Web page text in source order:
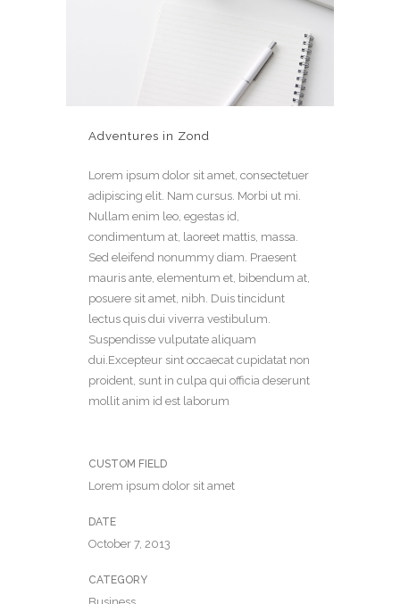
Adventures in Zond
Lorem ipsum dolor sit amet, consectetuer
adipiscing elit. Nam cursus. Morbi ut mi.
Nullam enim leo, egestas id,
condimentum at, laoreet mattis, massa.
Sed eleifend nonummy diam. Praesent
mauris ante, elementum et, bibendum at,
posuere sit amet, nibh. Duis tincidunt
lectus quis dui viverra vestibulum.
Suspendisse vulputate aliquam
dui.Excepteur sint occaecat cupidatat non
proident, sunt in culpa qui officia deserunt
mollit anim id est laborum
CUSTOM FIELD
Lorem ipsum dolor sit amet
DATE
October 7, 2013
CATEGORY